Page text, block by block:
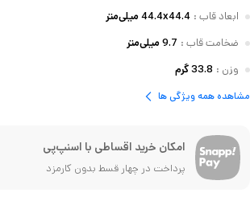
ابعاد قاب : 44.4x44.4 میلی‌متر
ضخامت قاب : 9.7 میلی‌متر
وزن : 33.8 گرم
مشاهده همه ویژگی ها
امکان خرید اقساطی با اسنپ‌پی
پرداخت در چهار قسط بدون کارمزد